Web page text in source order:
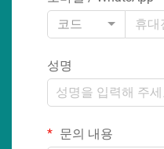
코드
성명
문의 내용